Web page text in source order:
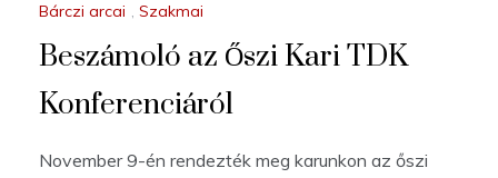
Bárczi arcai , Szakmai
Beszámoló az Őszi Kari TDK
Konferenciáról
November 9-én rendezték meg karunkon az őszi